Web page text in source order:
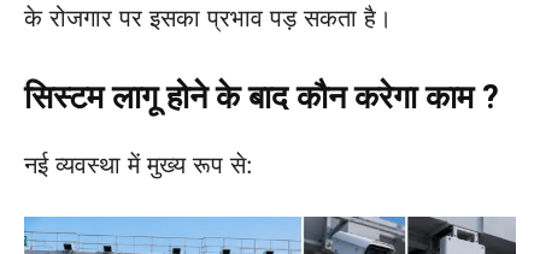
के रोजगार पर इसका प्रभाव पड़ सकता है।
सिस्टम लागू होने के बाद कौन करेगा काम ?
नई व्यवस्था में मुख्य रूप से: